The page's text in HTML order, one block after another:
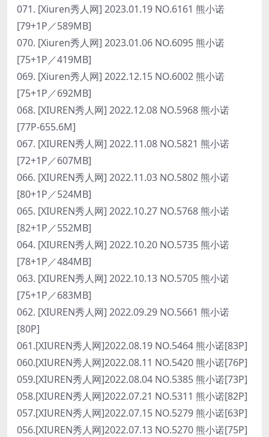
071. [Xiuren秀人网] 2023.01.19 NO.6161 熊小诺
[79+1P／589MB]
070. [Xiuren秀人网] 2023.01.06 NO.6095 熊小诺
[75+1P／419MB]
069. [Xiuren秀人网] 2022.12.15 NO.6002 熊小诺
[75+1P／692MB]
068. [XIUREN秀人网] 2022.12.08 NO.5968 熊小诺
[77P-655.6M]
067. [XIUREN秀人网] 2022.11.08 NO.5821 熊小诺
[72+1P／607MB]
066. [XIUREN秀人网] 2022.11.03 NO.5802 熊小诺
[80+1P／524MB]
065. [XIUREN秀人网] 2022.10.27 NO.5768 熊小诺
[82+1P／552MB]
064. [XIUREN秀人网] 2022.10.20 NO.5735 熊小诺
[78+1P／484MB]
063. [XIUREN秀人网] 2022.10.13 NO.5705 熊小诺
[75+1P／683MB]
062. [XIUREN秀人网] 2022.09.29 NO.5661 熊小诺
[80P]
061.[XIUREN秀人网]2022.08.19 NO.5464 熊小诺[83P]
060.[XIUREN秀人网]2022.08.11 NO.5420 熊小诺[76P]
059.[XIUREN秀人网]2022.08.04 NO.5385 熊小诺[73P]
058.[XIUREN秀人网]2022.07.21 NO.5311 熊小诺[82P]
057.[XIUREN秀人网]2022.07.15 NO.5279 熊小诺[63P]
056.[XIUREN秀人网]2022.07.13 NO.5270 熊小诺[75P]